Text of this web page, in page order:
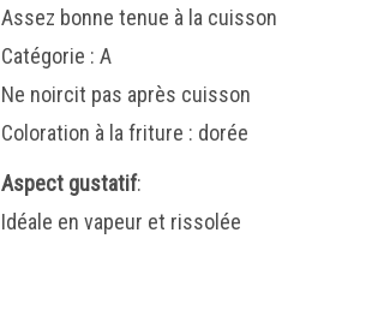
Assez bonne tenue à la cuisson
Catégorie : A
Ne noircit pas après cuisson
Coloration à la friture : dorée
Aspect gustatif:
Idéale en vapeur et rissolée